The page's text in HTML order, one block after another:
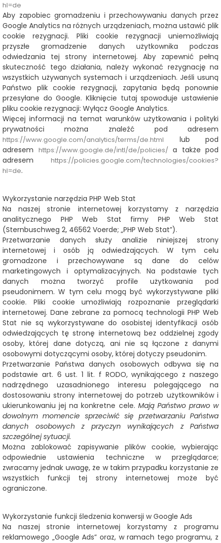
hl=de
Aby zapobiec gromadzeniu i przechowywaniu danych przez
Google Analytics na różnych urządzeniach, można ustawić plik
cookie rezygnacji. Pliki cookie rezygnacji uniemożliwiają
przyszłe gromadzenie danych użytkownika podczas
odwiedzania tej strony internetowej. Aby zapewnić pełną
skuteczność tego działania, należy wykonać rezygnację na
wszystkich używanych systemach i urządzeniach. Jeśli usuną
Państwo plik cookie rezygnacji, zapytania będą ponownie
przesyłane do Google. Kliknięcie tutaj spowoduje ustawienie
pliku cookie rezygnacji: Wyłącz Google Analytics.
Więcej informacji na temat warunków użytkowania i polityki
prywatności można znaleźć pod adresem
https://www.google.com/analytics/terms/de.html lub pod
adresem https://www.google.de/intl/de/policies/a także pod
adresem https://policies.google.com/technologies/cookies?
hl=de.
Wykorzystanie narzędzia PHP Web Stat
Na naszej stronie internetowej korzystamy z narzędzia
analitycznego PHP Web Stat firmy PHP Web Stat
(Sternbuschweg 2, 46562 Voerde; „PHP Web Stat”).
Przetwarzanie danych służy analizie niniejszej strony
internetowej i osób ją odwiedzających. W tym celu
gromadzone i przechowywane są dane do celów
marketingowych i optymalizacyjnych. Na podstawie tych
danych można tworzyć profile użytkowania pod
pseudonimem. W tym celu mogą być wykorzystywane pliki
cookie. Pliki cookie umożliwiają rozpoznanie przeglądarki
internetowej. Dane zebrane za pomocą technologii PHP Web
Stat nie są wykorzystywane do osobistej identyfikacji osób
odwiedzających tę stronę internetową bez oddzielnej zgody
osoby, której dane dotyczą, ani nie są łączone z danymi
osobowymi dotyczącymi osoby, której dotyczy pseudonim.
Przetwarzanie Państwa danych osobowych odbywa się na
podstawie art. 6 ust. 1 lit. f RODO, wynikającego z naszego
nadrzędnego uzasadnionego interesu polegającego na
dostosowaniu strony internetowej do potrzeb użytkowników i
ukierunkowaniu jej na konkretne cele. Mają Państwo prawo w
dowolnym momencie sprzeciwić się przetwarzaniu Państwa
danych osobowych z przyczyn wynikających z Państwa
szczególnej sytuacji.
Można zablokować zapisywanie plików cookie, wybierając
odpowiednie ustawienia techniczne w przeglądarce;
zwracamy jednak uwagę, że w takim przypadku korzystanie ze
wszystkich funkcji tej strony internetowej może być
ograniczone.
Wykorzystanie funkcji śledzenia konwersji w Google Ads
Na naszej stronie internetowej korzystamy z programu
reklamowego „Google Ads” oraz, w ramach tego programu, z